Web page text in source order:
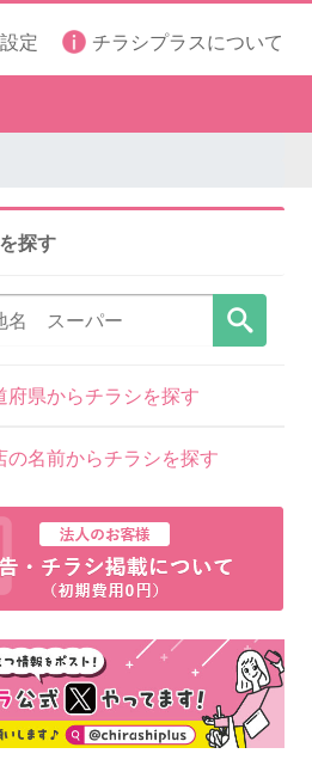
定 チラシプラスについて
探す
府県からチラシを探す
の名前からチラシを探す